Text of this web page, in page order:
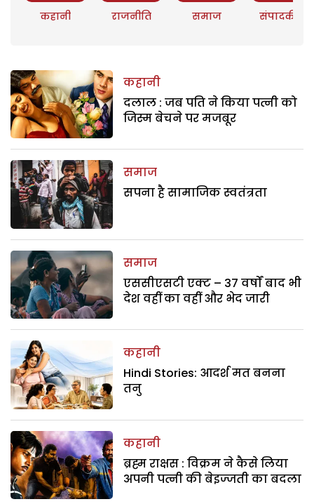
कहानी राजनीति समाज संपादकीय
कहानी
दलाल : जब पति ने किया पत्नी को
जिस्म बेचने पर मजबूर
समाज
सपना है सामाजिक स्वतंत्रता
समाज
एससीएसटी एक्ट – 37 वर्षों बाद भी
देश वहीं का वहीं और भेद जारी
कहानी
Hindi Stories: आदर्श मत बनना
तनु
कहानी
ब्रह्म राक्षस : विक्रम ने कैसे लिया
अपनी पत्नी की बेइज्जती का बदला